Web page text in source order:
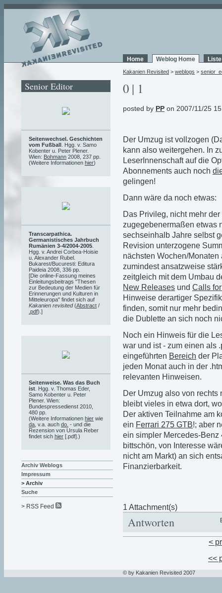
Home Weblog Home
Kakanien Revisited > weblogs >
0 | 1
posted by PP on 2007/11/25
Der Umzug ist vollzogen
kann also weitergehen. In
LeserInnenschaft auf die
Abonnements auch noch
gelingen!
Dann wäre da noch etwas:
Das Privileg, nicht mehr
zugegebenermaßen etwas
sechseinhalb Jahre selbst
Revision unterzogene
nächsten Wochen/
zumindest ansatzweise
zeitgleich mit dem Umbau
New Releases und Calls
Hinweise derartiger
finden, somit nur mehr
die Dublette an sich noch
Noch ein Hinweis für die
war und ist - zum einen als
eingeführten Bereich der
jeden Monat auch in der
relevanten Hinweisen.
Der Umzug also von
bleibt vieles in etwa dort,
Der aktiven Teilnahme am
ein Ferrari 275 GTB!; aber
ein simpler Mercedes-
bittschön, von Interesse
nicht am Markt) an sich
Finanzierbarkeit.
1 Attachment(s)
Antworten
<
<<
Senior Editor
Seitenwechsel. Geschichten
vom Fußball . Hgg. v. Samo
Kobenter u. Peter Plener.
Wien: Bohmann 2008, 237 pp.
(Weitere Informationen hier)
Transcarpathica.
Germanistisches Jahrbuch
Rumänien 3-4/2004-2005
Hgg. v. Andrei Corbea-Hoisie
u. Alexander Rubel.
Bukarest/Bucuresti: Editura
Paideia 2008, 336 pp.
[Die online-Fassung meines
Einleitungsbeitrags "Thesen
zur Bedeutung der Medien für
Erinnerungen und Kulturen in
Mitteleuropa" findet sich auf
Kakanien revisited(Abstract /
.pdf).]
Seitenweise. Was das Buch
ist . Hgg. v. Thomas Eder,
Samo Kobenter u. Peter
Plener. Wien:
Bundespressedienst 2010,
480 pp.
(Weitere Informationen hier wie
da , v.a. auch do. - und die
Rezension von Ursula Reber
findet sich hier [.pdf].)
Archiv Weblogs
Impressum
> Archiv
Suche
> RSS Feed
© by Kakanien Revisited 2007